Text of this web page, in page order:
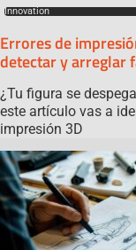
Innovation
Errores de
detectar y arreglar
¿Tu figura se
este artículo vas a
impresión 3D